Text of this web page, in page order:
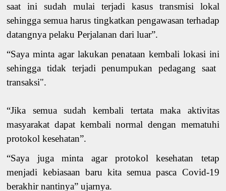
saat ini sudah mulai terjadi kasus transmisi lokal
sehingga semuaharus tingkatkan pengawasan terhadap
datangnya pelaku Perjalanan dari luar”.
“Saya minta agar lakukan penataan kembali lokasi ini
sehingga tidak terjadi penumpukan pedagang saat
transaksi".
“Jika semua sudah kembali tertata maka aktivitas
masyarakat dapat kembali normal dengan mematuhi
protokol kesehatan”.
“Saya juga minta agar protokol kesehatan tetap
menjadi kebiasaan baru kita semua pasca Covid-19
berakhir nantinya” ujarnya.